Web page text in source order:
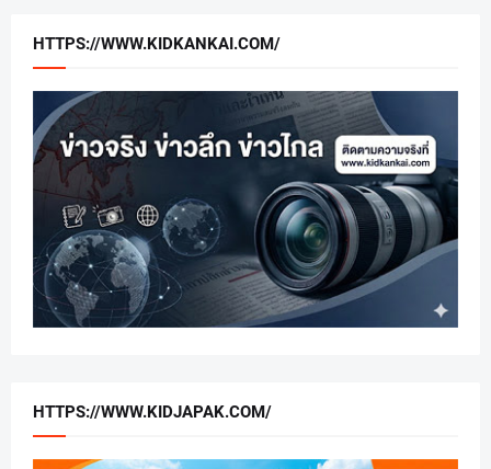
HTTPS://WWW.KIDKANKAI.COM/
HTTPS://WWW.KIDJAPAK.COM/